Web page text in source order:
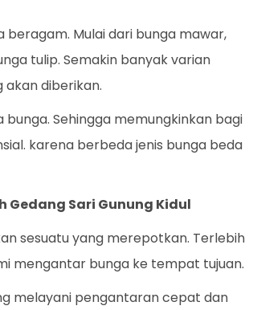
Mulai dari bunga mawar,
tulip. Semakin banyak varian
akan diberikan.
Sehingga memungkinkan bagi
karena berbeda jenis bunga beda
Sari Gunung Kidul
sesuatu yang merepotkan. Terlebih
mengantar bunga ke tempat tujuan.
melayani pengantaran cepat dan